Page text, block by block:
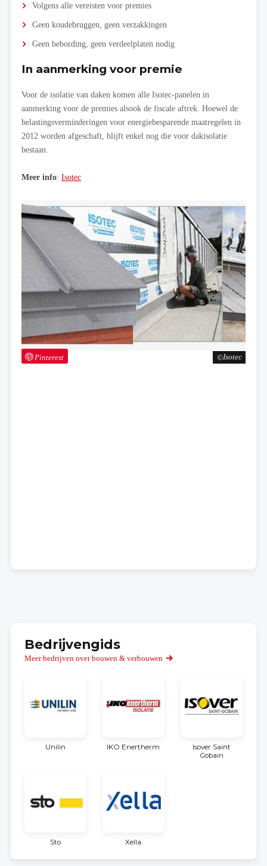
Isotec
Pinterest
Volgens alle vereisten voor premies
Geen koudebruggen, geen verzakkingen
Geen bebording, geen verdeelplaten nodig
In aanmerking voor premie
Voor de isolatie van daken komen alle Isotec-panelen in
aanmerking voor de premies alsook de fiscale aftrek. Hoewel de
belastingsverminderingen voor energiebesparende maatregelen in
2012 worden afgeschaft, blijft enkel nog die voor dakisolatie
bestaan.
Meer info: Isotec
Bedrijvengids
Meer bedrijven over bouwen & verbouwen
Unilin IKO Enertherm
Isover Saint
Gobain
Sto Xella